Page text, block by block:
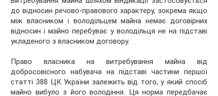
до відносин речово-правового характеру, зокрема якщо
між власником і володільцем майна немає договірних
відносин і майно перебуває у володільця не на підставі
укладеного з власником договору.
Право власника на витребування майна від
добросовісного набувача на підставі частини першої
статті 388 ЦК України залежить від того, у який спосіб
майно вибуло з його володіння. Ця норма передбачає